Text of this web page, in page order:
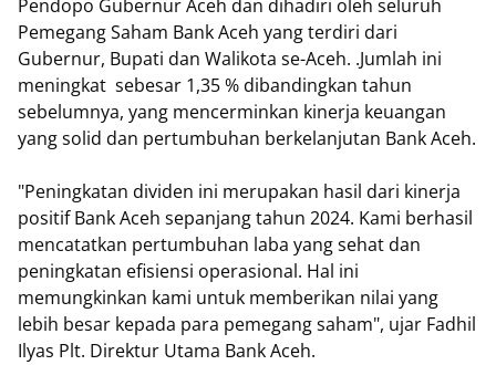
Pendopo Gubernur Aceh dan dihadiri oleh seluruh
Pemegang Saham Bank Aceh yang terdiri dari
Gubernur, Bupati dan Walikota se-Aceh. .Jumlah ini
meningkat sebesar 1,35 % dibandingkan tahun
sebelumnya, yang mencerminkan kinerja keuangan
yang solid dan pertumbuhan berkelanjutan Bank Aceh.
"Peningkatan dividen ini merupakan hasil dari kinerja
positif Bank Aceh sepanjang tahun 2024. Kami berhasil
mencatatkan pertumbuhan laba yang sehat dan
peningkatan efisiensi operasional. Hal ini
memungkinkan kami untuk memberikan nilai yang
lebih besar kepada para pemegang saham", ujar Fadhil
Ilyas Plt. Direktur Utama Bank Aceh.